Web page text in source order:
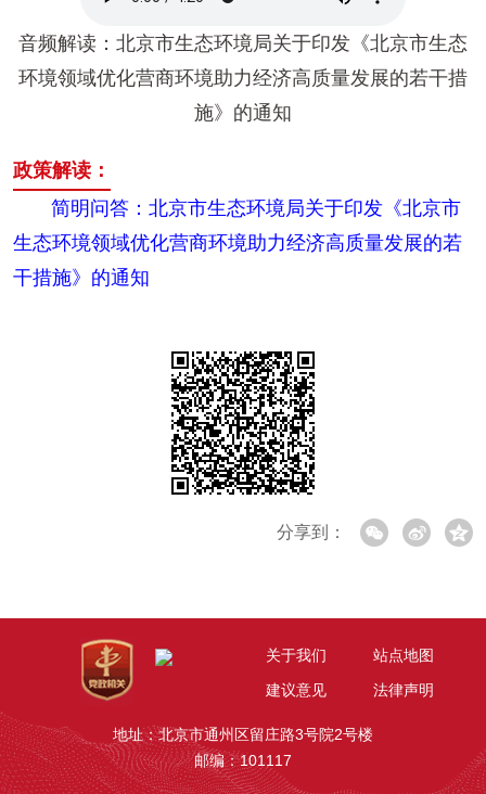
音频解读：北京市生态环境局关于印发《北京市生态
环境领域优化营商环境助力经济高质量发展的若干措
施》的通知
政策解读：
简明问答：北京市生态环境局关于印发《北京市
生态环境领域优化营商环境助力经济高质量发展的若
干措施》的通知
分享到：
关于我们
站点地图
建议意见
法律声明
地址：北京市通州区留庄路3号院2号楼
邮编：101117